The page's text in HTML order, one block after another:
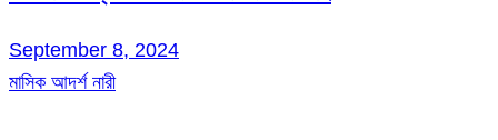
September 8, 2024
মাসিক আদর্শ নারী